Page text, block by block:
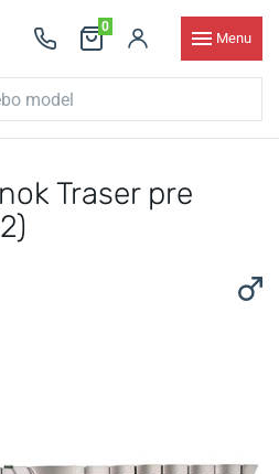
0
Menu
Traser pre